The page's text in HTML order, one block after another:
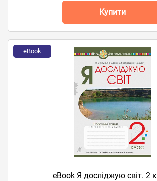
Купити
eBook
eBook Я досліджую світ. 2